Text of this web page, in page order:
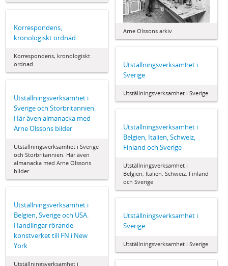
Arne Olssons arkiv
Korrespondens,
kronologiskt ordnad
Korrespondens, kronologiskt
ordnad
Utställningsverksamhet i
Sverige
Utställningsverksamhet i Sverige
Utställningsverksamhet i
Sverige och Storbritannien.
Här även almanacka med
Arne Olssons bilder
Utställningsverksamhet i Sverige
och Storbritannien. Här även
almanacka med Arne Olssons
bilder
Utställningsverksamhet i
Belgien, Italien, Schweiz,
Finland och Sverige
Utställningsverksamhet i
Belgien, Italien, Schweiz, Finland
och Sverige
Utställningsverksamhet i
Belgien, Sverige och USA.
Handlingar rörande
konstverket till FN i New
York
Utställningsverksamhet i
Utställningsverksamhet i
Sverige
Utställningsverksamhet i Sverige